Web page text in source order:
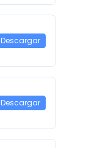
Descargar
Descargar